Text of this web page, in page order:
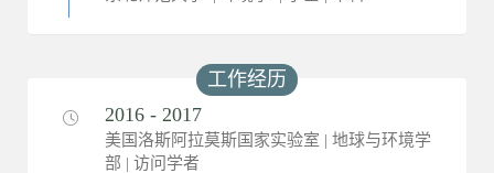
工作经历
2016 - 2017
美国洛斯阿拉莫斯国家实验室 | 地球与环境学
部 | 访问学者